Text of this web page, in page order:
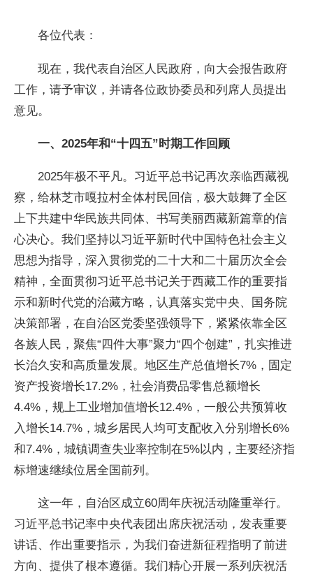
各位代表：
现在，我代表自治区人民政府，向大会报告政府
工作，请予审议，并请各位政协委员和列席人员提出
意见。
一、2025年和“十四五”时期工作回顾
2025年极不平凡。习近平总书记再次亲临西藏视
察，给林芝市嘎拉村全体村民回信，极大鼓舞了全区
上下共建中华民族共同体、书写美丽西藏新篇章的信
心决心。我们坚持以习近平新时代中国特色社会主义
思想为指导，深入贯彻党的二十大和二十届历次全会
精神，全面贯彻习近平总书记关于西藏工作的重要指
示和新时代党的治藏方略，认真落实党中央、国务院
决策部署，在自治区党委坚强领导下，紧紧依靠全区
各族人民，聚焦“四件大事”聚力“四个创建”，扎实推进
长治久安和高质量发展。地区生产总值增长7%，固定
资产投资增长17.2%，社会消费品零售总额增长
4.4%，规上工业增加值增长12.4%，一般公共预算收
入增长14.7%，城乡居民人均可支配收入分别增长6%
和7.4%，城镇调查失业率控制在5%以内，主要经济指
标增速继续位居全国前列。
这一年，自治区成立60周年庆祝活动隆重举行。
习近平总书记率中央代表团出席庆祝活动，发表重要
讲话、作出重要指示，为我们奋进新征程指明了前进
方向、提供了根本遵循。我们精心开展一系列庆祝活